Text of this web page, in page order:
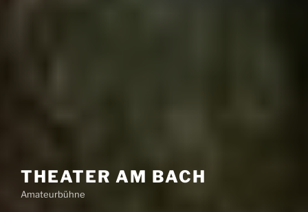
THEATER AM BACH
Amateurbühne